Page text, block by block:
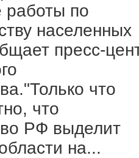
по
населенных
пресс-
что
что
РФ выделит
на...